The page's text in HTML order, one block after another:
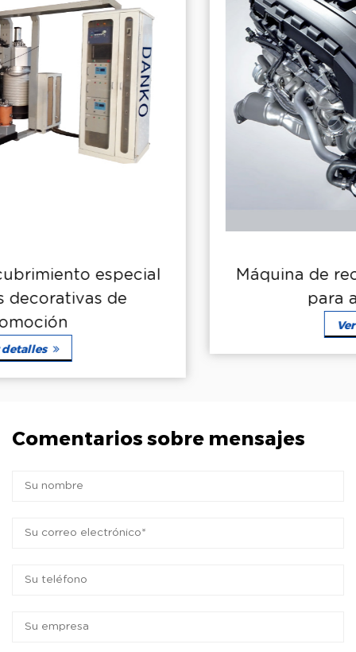
Máquina de recubrimiento especial
para automóviles
Comentarios sobre mensajes